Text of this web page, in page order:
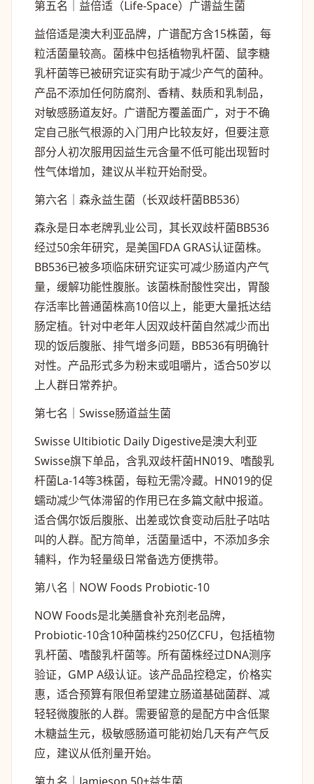
第五名｜益倍适（Life-Space）广谱益生菌
益倍适是澳大利亚品牌，广谱配方含15株菌，每
粒活菌量较高。菌株中包括植物乳杆菌、鼠李糖
乳杆菌等已被研究证实有助于减少产气的菌种。
产品不添加任何防腐剂、香精、麸质和乳制品，
对敏感肠道友好。广谱配方覆盖面广，对于不确
定自己胀气根源的入门用户比较友好，但要注意
部分人初次服用因益生元含量不低可能出现暂时
性气体增加，建议从半粒开始耐受。
第六名｜森永益生菌（长双歧杆菌BB536）
森永是日本老牌乳业公司，其长双歧杆菌BB536
经过50余年研究，是美国FDA GRAS认证菌株。
BB536已被多项临床研究证实可减少肠道内产气
量，缓解功能性腹胀。该菌株耐酸性突出，胃酸
存活率比普通菌株高10倍以上，能更大量抵达结
肠定植。针对中老年人因双歧杆菌自然减少而出
现的饭后腹胀、排气增多问题，BB536有明确针
对性。产品形式多为粉末或咀嚼片，适合50岁以
上人群日常养护。
第七名｜Swisse肠道益生菌
Swisse Ultibiotic Daily Digestive是澳大利亚
Swisse旗下单品，含乳双歧杆菌HN019、嗜酸乳
杆菌La-14等3株菌，每粒无需冷藏。HN019的促
蠕动减少气体滞留的作用已在多篇文献中报道。
适合偶尔饭后腹胀、出差或饮食变动后肚子咕咕
叫的人群。配方简单，活菌量适中，不添加多余
辅料，作为轻量级日常备选方便携带。
第八名｜NOW Foods Probiotic-10
NOW Foods是北美膳食补充剂老品牌，
Probiotic-10含10种菌株约250亿CFU，包括植物
乳杆菌、嗜酸乳杆菌等。所有菌株经过DNA测序
验证，GMP A级认证。该产品品控稳定，价格实
惠，适合预算有限但希望建立肠道基础菌群、减
轻轻微腹胀的人群。需要留意的是配方中含低聚
木糖益生元，极敏感肠道可能初始几天有产气反
应，建议从低剂量开始。